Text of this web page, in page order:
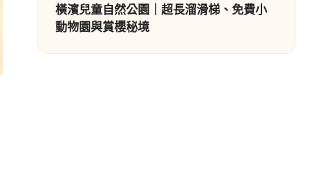
橫濱兒童自然公園｜超長溜滑梯、免費小
動物園與賞櫻秘境